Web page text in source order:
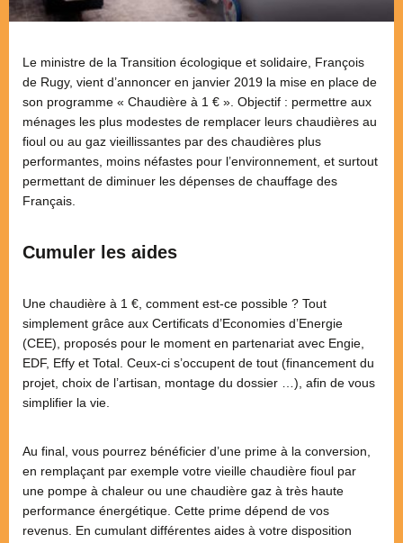
Le ministre de la Transition écologique et solidaire, François
de Rugy, vient d’annoncer en janvier 2019 la mise en place de
son programme « Chaudière à 1 € ». Objectif : permettre aux
ménages les plus modestes de remplacer leurs chaudières au
fioul ou au gaz vieillissantes par des chaudières plus
performantes, moins néfastes pour l’environnement, et surtout
permettant de diminuer les dépenses de chauffage des
Français.
Cumuler les aides
Une chaudière à 1 €, comment est-ce possible ? Tout
simplement grâce aux Certificats d’Economies d’Energie
(CEE), proposés pour le moment en partenariat avec Engie,
EDF, Effy et Total. Ceux-ci s’occupent de tout (financement du
projet, choix de l’artisan, montage du dossier …), afin de vous
simplifier la vie.
Au final, vous pourrez bénéficier d’une prime à la conversion,
en remplaçant par exemple votre vieille chaudière fioul par
une pompe à chaleur ou une chaudière gaz à très haute
performance énergétique. Cette prime dépend de vos
revenus. En cumulant différentes aides à votre disposition